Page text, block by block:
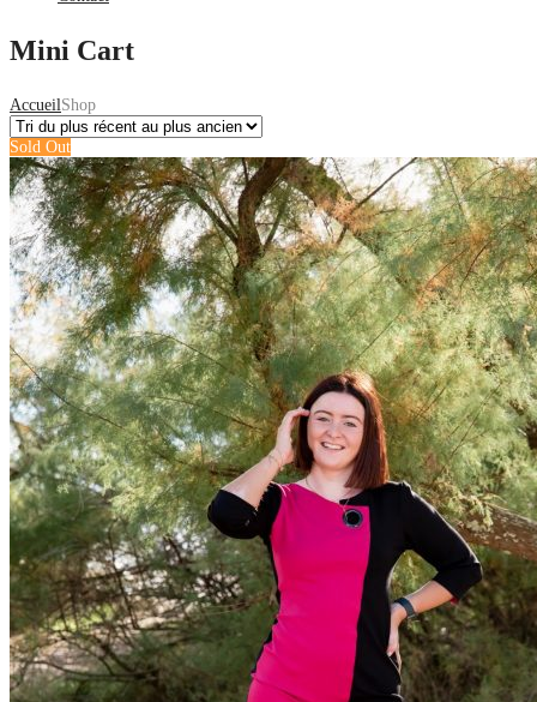
Mini Cart
AccueilShop
Sold Out